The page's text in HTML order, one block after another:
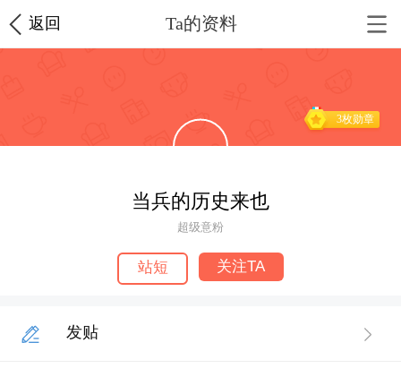
返回 Ta的资料
3枚勋章
当兵的历史来也
超级意粉
站短 关注TA
发贴